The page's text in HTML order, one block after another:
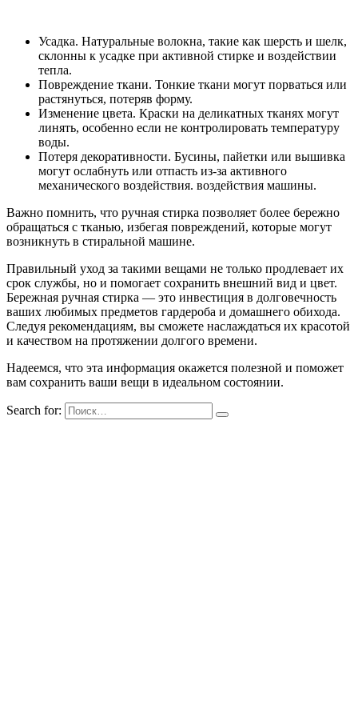
Усадка. Натуральные волокна, такие как шерсть и шелк,
склонны к усадке при активной стирке и воздействии
тепла.
Повреждение ткани. Тонкие ткани могут порваться или
растянуться, потеряв форму.
Изменение цвета. Краски на деликатных тканях могут
линять, особенно если не контролировать температуру
воды.
Потеря декоративности. Бусины, пайетки или вышивка
могут ослабнуть или отпасть из-за активного
механического воздействия. воздействия машины.
Важно помнить, что ручная стирка позволяет более бережно
обращаться с тканью, избегая повреждений, которые могут
возникнуть в стиральной машине.
Правильный уход за такими вещами не только продлевает их
срок службы, но и помогает сохранить внешний вид и цвет.
Бережная ручная стирка — это инвестиция в долговечность
ваших любимых предметов гардероба и домашнего обихода.
Следуя рекомендациям, вы сможете наслаждаться их красотой
и качеством на протяжении долгого времени.
Надеемся, что эта информация окажется полезной и поможет
вам сохранить ваши вещи в идеальном состоянии.
Search for: